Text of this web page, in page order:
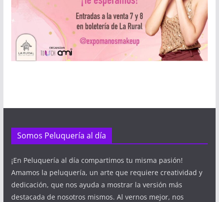
Somos Peluquería al día
¡En Peluquería al día compartimos tu misma pasión!
Amamos la peluquería, un arte que requiere creatividad y
dedicación, que nos ayuda a mostrar la versión más
destacada de nosotros mismos. Al vernos mejor, nos